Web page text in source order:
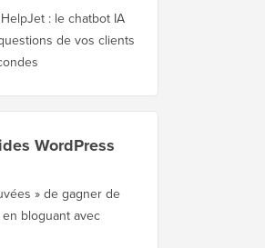
: le chatbot IA
de vos clients
WordPress
» de gagner de
bloguant avec